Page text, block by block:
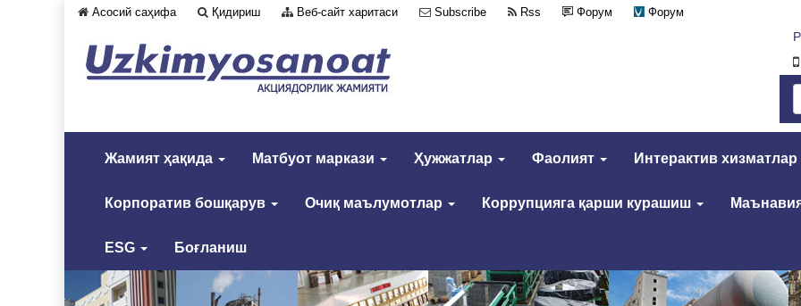
Асосий саҳифа Қидириш Веб-сайт харитаси Subscribe Rss Форум
Форум
Жамият ҳақида Матбуот маркази Ҳужжатлар Фаолият Интерактив хизматлар
Корпоратив бошқарув Очиқ маълумотлар Коррупцияга қарши курашиш
ESG Боғланиш